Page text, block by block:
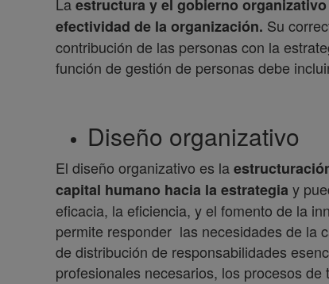
estructura y el gobierno
efectividad de la organización. Su
contribución de las personas con la
función de gestión de personas debe
Diseño
El diseño organizativo es la
capital humano hacia la estrategiay
eficacia, la eficiencia, y el fomento de la
permite responder las necesidades de la
de distribución de responsabilidades
profesionales necesarios, los procesos de